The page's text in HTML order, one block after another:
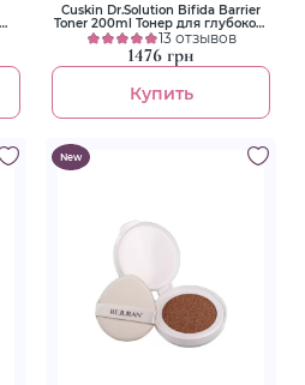
Cuskin Dr.Solution Bifida Barrier
Toner 200ml Тонер для глубокого
увлажнения бифидой 85%
13 отзывов
1476 грн
Купить
New